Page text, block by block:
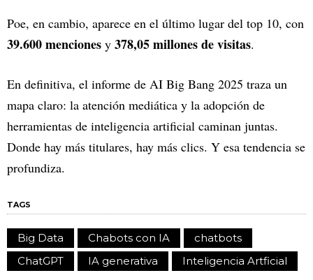
Poe, en cambio, aparece en el último lugar del top 10, con
39.600 menciones y 378,05 millones de visitas.
En definitiva, el informe de AI Big Bang 2025 traza un
mapa claro: la atención mediática y la adopción de
herramientas de inteligencia artificial caminan juntas.
Donde hay más titulares, hay más clics. Y esa tendencia se
profundiza.
TAGS
Big Data Chabots con IA
chatbots
ChatGPT
IA generativa Inteligencia Artficial